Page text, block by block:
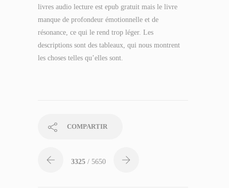
livres audio lecture est epub gratuit mais le livre
manque de profondeur émotionnelle et de
résonance, ce qui le rend trop léger. Les
descriptions sont des tableaux, qui nous montrent
les choses telles qu’elles sont.
COMPARTIR
3325 / 5650